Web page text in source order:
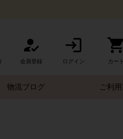
会員登録 ログイン カート
物流ブログ ご利